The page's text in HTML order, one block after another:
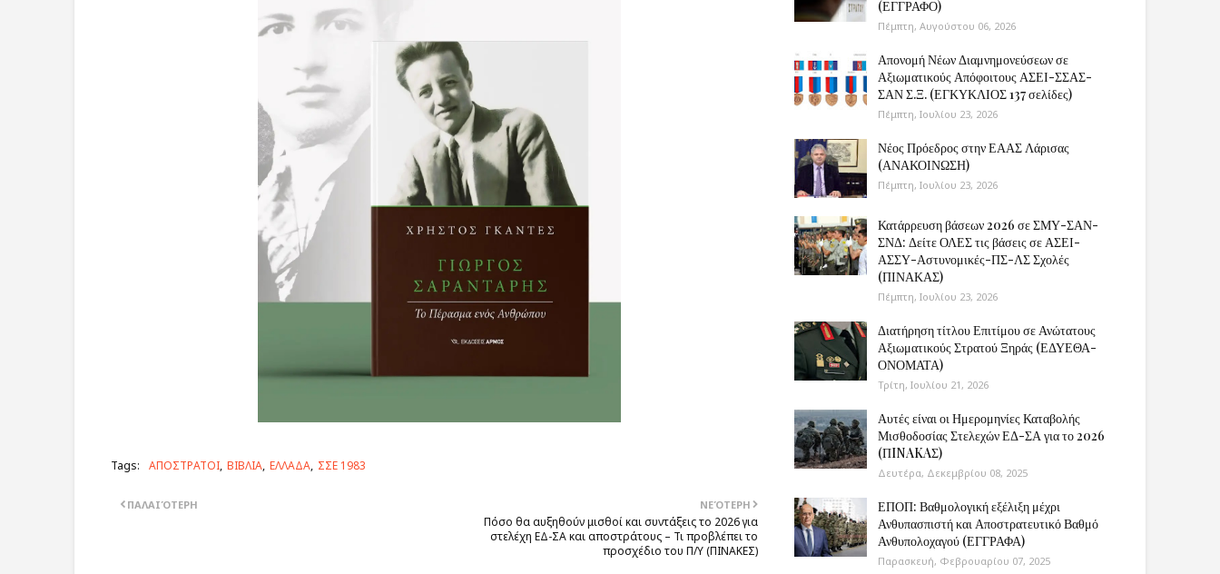
Tags: ΑΠΟΣΤΡΑΤΟΙ ΒΙΒΛΙΑ ΕΛΛΑΔΑ ΣΣΕ 1983
ΝΕΌΤΕΡΗ
Πόσο θα αυξηθούν μισθοί και συντάξεις το 2026 για
στελέχη ΕΔ-ΣΑ και αποστράτους – Τι προβλέπει το
προσχέδιο του Π/Υ (ΠINAKEΣ)
ΠΑΛΑΙΌΤΕΡΗ
(ΕΓΓΡΑΦΟ)
Πέμπτη, Αυγούστου 06, 2026
Απονομή Νέων Διαμνημονεύσεων σε
Αξιωματικούς Απόφοιτους ΑΣΕΙ-ΣΣΑΣ-
ΣΑΝ Σ.Ξ. (ΕΓΚΥΚΛΙΟΣ 137 σελίδες)
Πέμπτη, Ιουλίου 23, 2026
Νέος Πρόεδρος στην ΕΑΑΣ Λάρισας
(ΑΝΑΚΟΙΝΩΣΗ)
Πέμπτη, Ιουλίου 23, 2026
Κατάρρευση βάσεων 2026 σε ΣΜΥ-ΣΑΝ-
ΣΝΔ: Δείτε ΟΛΕΣ τις βάσεις σε ΑΣΕΙ-
ΑΣΣΥ-Αστυνομικές-ΠΣ-ΛΣ Σχολές
(ΠΙΝΑΚΑΣ)
Πέμπτη, Ιουλίου 23, 2026
Διατήρηση τίτλου Επιτίμου σε Ανώτατους
Αξιωματικούς Στρατού Ξηράς (ΕΔΥΕΘΑ-
ΟΝΟΜΑΤΑ)
Τρίτη, Ιουλίου 21, 2026
Αυτές είναι οι Ημερομηνίες Καταβολής
Μισθοδοσίας Στελεχών ΕΔ-ΣΑ για το 2026
(ΠINAKAΣ)
Δευτέρα, Δεκεμβρίου 08, 2025
ΕΠΟΠ: Βαθμολογική εξέλιξη μέχρι
Ανθυπασπιστή και Αποστρατευτικό Βαθμό
Ανθυπολοχαγού (ΕΓΓΡΑΦΑ)
Παρασκευή, Φεβρουαρίου 07, 2025